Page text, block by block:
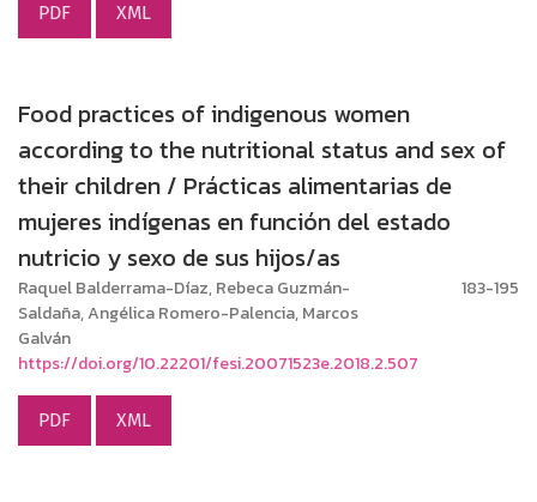
PDF XML
Food practices of indigenous women
according to the nutritional status and sex of
their children / Prácticas alimentarias de
mujeres indígenas en función del estado
nutricio y sexo de sus hijos/as
Raquel Balderrama-Díaz, Rebeca Guzmán-
Saldaña, Angélica Romero-Palencia, Marcos
Galván
183-195
https://doi.org/10.22201/fesi.20071523e.2018.2.507
PDF XML